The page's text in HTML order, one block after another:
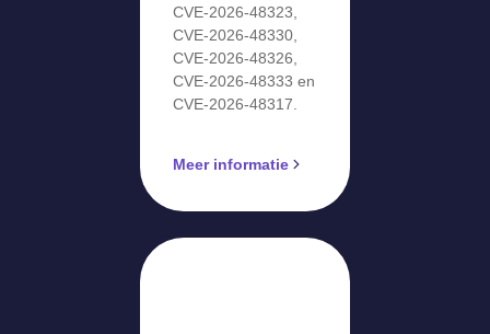
CVE-2026-48323,
CVE-2026-48330,
CVE-2026-48326,
CVE-2026-48333 en
CVE-2026-48317.
Meer informatie